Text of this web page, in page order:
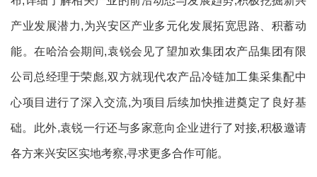
产业发展潜力,为兴安区产业多元化发展拓宽思路、积蓄动
能。在哈洽会期间,袁锐会见了望加欢集团农产品集团有限
公司总经理于荣彪,双方就现代农产品冷链加工集采集配中
心项目进行了深入交流,为项目后续加快推进奠定了良好基
础。此外,袁锐一行还与多家意向企业进行了对接,积极邀请
各方来兴安区实地考察,寻求更多合作可能。